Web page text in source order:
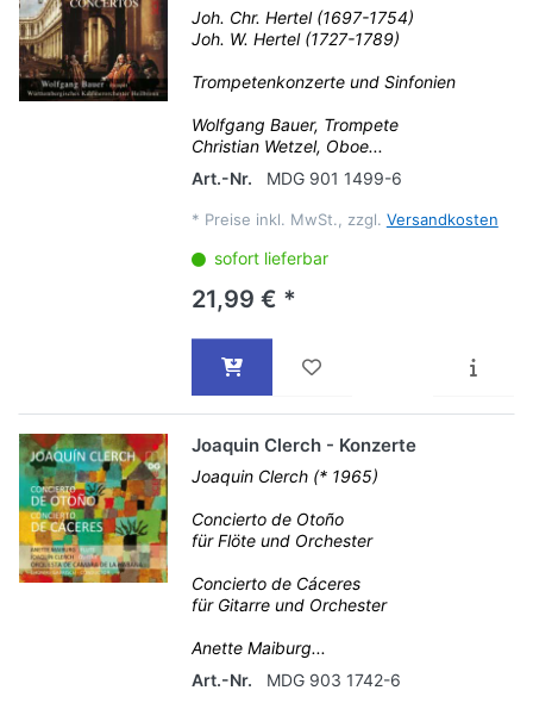
Joh. Chr. Hertel (1697-1754)
Joh. W. Hertel (1727-1789)
Trompetenkonzerte und Sinfonien
Wolfgang Bauer, Trompete
Christian Wetzel, Oboe...
Art.-Nr.
MDG 901 1499-6
* Preise inkl. MwSt., zzgl. Versandkosten
sofort lieferbar
21,99 € *
Joaquin Clerch - Konzerte
Joaquin Clerch (* 1965)
Concierto de Otoño
für Flöte und Orchester
Concierto de Cáceres
für Gitarre und Orchester
Anette Maiburg...
Art.-Nr.
MDG 903 1742-6